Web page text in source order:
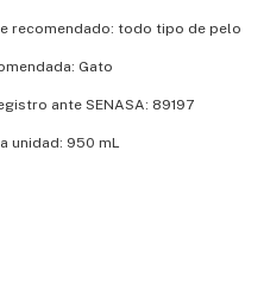
recomendado: todo tipo de pelo
Gato
ante SENASA: 89197
unidad: 950 mL